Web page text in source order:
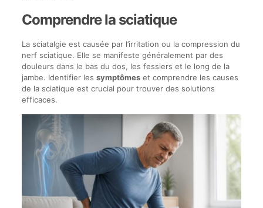
Comprendre la sciatique
La sciatalgie est causée par l’irritation ou la compression du
nerf sciatique. Elle se manifeste généralement par des
douleurs dans le bas du dos, les fessiers et le long de la
jambe. Identifier les symptômeset comprendre les causes
de la sciatique est crucial pour trouver des solutions
efficaces.